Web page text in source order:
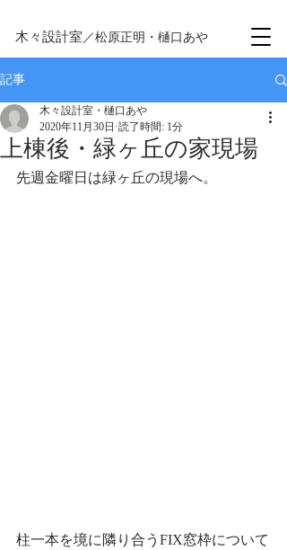
木々設計室 ／松原正明・樋口あや
記事
上棟後・緑ヶ丘の家現場
木々設計室・樋口あや
2020年11月30日 読了時間: 1分
先週金曜日は緑ヶ丘の現場へ。
柱一本を境に隣り合うFIX窓枠について